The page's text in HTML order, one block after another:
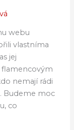
webu
vlastníma
jej
nemají rádi
Budeme moc
co